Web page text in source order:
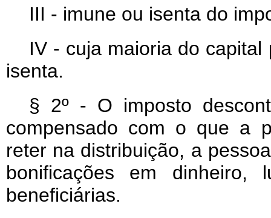
III - imune ou isenta do
IV - cuja maioria do
isenta.
§ 2º - O imposto
compensado com o que a
reter na distribuição, a
bonificações em dinheiro,
beneficiárias.